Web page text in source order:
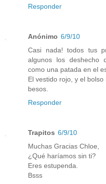
Responder
Anónimo 6/9/10
Casi nada! todos tus
algunos los deshecho
como una patada en el
El vestido rojo, y el
besos.
Responder
Trapitos 6/9/10
Muchas Gracias Chloe,
¿Qué haríamos sin ti?
Eres estupenda.
Bsss